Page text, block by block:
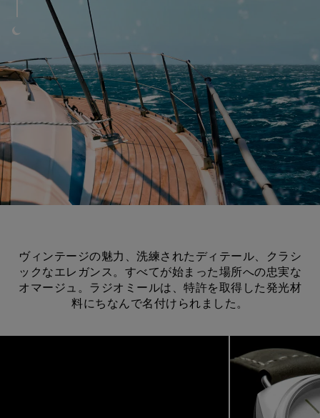
ヴィンテージの魅力、洗練されたディテール、クラシ
ックなエレガンス。すべてが始まった場所への忠実な
オマージュ。ラジオミールは、特許を取得した発光材
料にちなんで名付けられました。
Image